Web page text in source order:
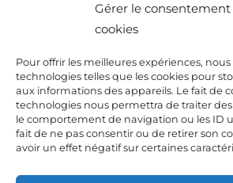
Gérer le consentement
cookies
Pour offrir les meilleures expériences,
technologies telles que les cookies pour
aux informations des appareils. Le fait de
technologies nous permettra de traiter
le comportement de navigation ou les ID
fait de ne pas consentir ou de retirer son
avoir un effet négatif sur certaines
Accueil